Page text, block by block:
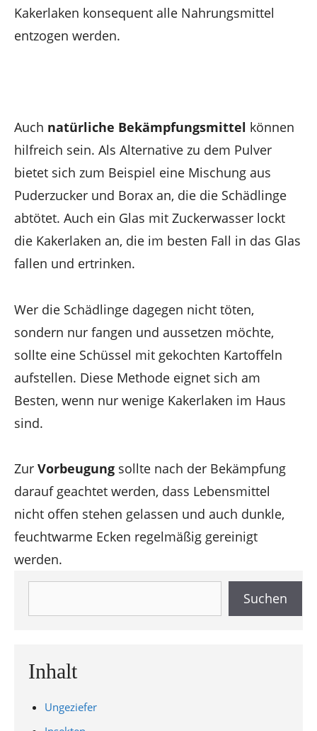
Kakerlaken konsequent alle Nahrungsmittel
entzogen werden.
Auch natürliche Bekämpfungsmittel können
hilfreich sein. Als Alternative zu dem Pulver
bietet sich zum Beispiel eine Mischung aus
Puderzucker und Borax an, die die Schädlinge
abtötet. Auch ein Glas mit Zuckerwasser lockt
die Kakerlaken an, die im besten Fall in das Glas
fallen und ertrinken.
Wer die Schädlinge dagegen nicht töten,
sondern nur fangen und aussetzen möchte,
sollte eine Schüssel mit gekochten Kartoffeln
aufstellen. Diese Methode eignet sich am
Besten, wenn nur wenige Kakerlaken im Haus
sind.
Zur Vorbeugung sollte nach der Bekämpfung
darauf geachtet werden, dass Lebensmittel
nicht offen stehen gelassen und auch dunkle,
feuchtwarme Ecken regelmäßig gereinigt
werden.
Suchen
Inhalt
Ungeziefer